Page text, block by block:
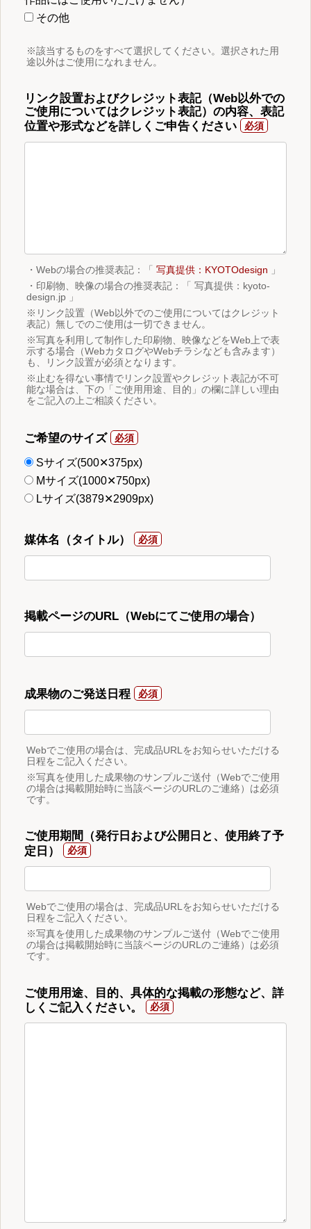
その他
※該当するものをすべて選択してください。選択された用
途以外はご使用になれません。
リンク設置およびクレジット表記（Web以外での
ご使用についてはクレジット表記）の内容、表記
位置や形式などを詳しくご申告ください
・Webの場合の推奨表記：「 写真提供：KYOTOdesign 」
・印刷物、映像の場合の推奨表記：「 写真提供：kyoto-
design.jp 」
※リンク設置（Web以外でのご使用についてはクレジット
表記）無しでのご使用は一切できません。
※写真を利用して制作した印刷物、映像などをWeb上で表
示する場合（WebカタログやWebチラシなども含みます）
も、リンク設置が必須となります。
※止むを得ない事情でリンク設置やクレジット表記が不可
能な場合は、下の「ご使用用途、目的」の欄に詳しい理由
をご記入の上ご相談ください。
ご希望のサイズ
Sサイズ(500✕375px)
Mサイズ(1000✕750px)
Lサイズ(3879✕2909px)
媒体名（タイトル）
掲載ページのURL（Webにてご使用の場合）
成果物のご発送日程
Webでご使用の場合は、完成品URLをお知らせいただける
日程をご記入ください。
※写真を使用した成果物のサンプルご送付（Webでご使用
の場合は掲載開始時に当該ページのURLのご連絡）は必須
です。
ご使用期間（発行日および公開日と、使用終了予
定日）
Webでご使用の場合は、完成品URLをお知らせいただける
日程をご記入ください。
※写真を使用した成果物のサンプルご送付（Webでご使用
の場合は掲載開始時に当該ページのURLのご連絡）は必須
です。
ご使用用途、目的、具体的な掲載の形態など、詳
しくご記入ください。